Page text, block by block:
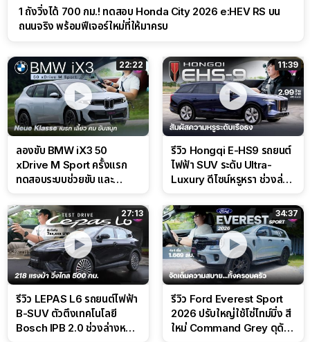
1 ถังวิ่งได้ 700 กม.! ทดสอบ Honda City 2026 e:HEV RS บน
ถนนจริง พร้อมฟีเจอร์ใหม่ที่ให้มาครบ
22:22
ลองขับ BMW iX3 50
xDrive M Sport ครั้งแรก
ทดสอบระบบช่วยขับ และ
สนาม
11:39
รีวิว Hongqi E-HS9 รถยนต์
ไฟฟ้า SUV ระดับ Ultra-
Luxury ดีไซน์หรูหรา ช่วงล่าง
27:13
รีวิว LEPAS L6 รถยนต์ไฟฟ้า
B-SUV ตัวตึงเทคโนโลยี
Bosch IPB 2.0 ช่วงล่างหนึบ
34:37
รีวิว Ford Everest Sport
2026 ปรับใหญ่ใช้โซ่ไทม์มิ่ง สี
ใหม่ Command Grey ดุดัน